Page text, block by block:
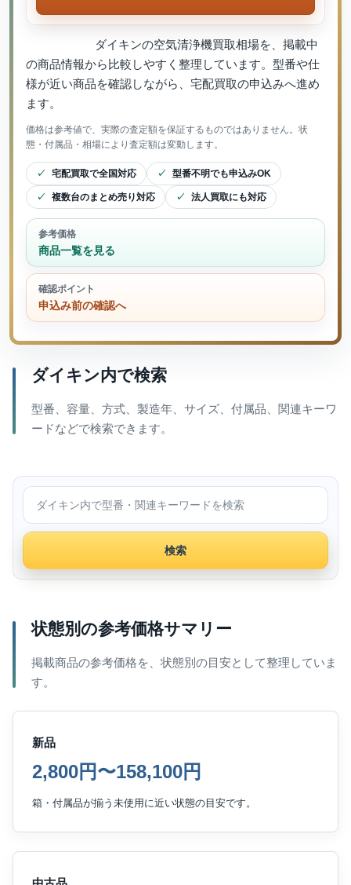
ダイキンの空気清浄機買取相場を、掲載中
の商品情報から比較しやすく整理しています。型番や仕
様が近い商品を確認しながら、宅配買取の申込みへ進め
ます。
価格は参考値で、実際の査定額を保証するものではありません。状
態・付属品・相場により査定額は変動します。
宅配買取で全国対応 型番不明でも申込みOK
複数台のまとめ売り対応 法人買取にも対応
参考価格
商品一覧を見る
確認ポイント
申込み前の確認へ
ダイキン内で検索
型番、容量、方式、製造年、サイズ、付属品、関連キーワ
ードなどで検索できます。
ダイキン内で検索
検索
状態別の参考価格サマリー
掲載商品の参考価格を、状態別の目安として整理していま
す。
新品
2,800円〜158,100円
箱・付属品が揃う未使用に近い状態の目安です。